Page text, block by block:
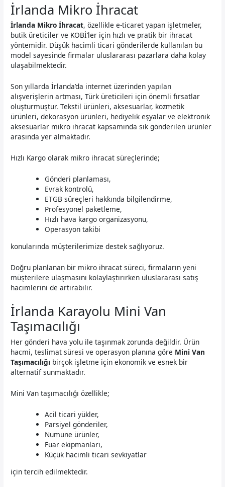
İrlanda Mikro İhracat
İrlanda Mikro İhracat, özellikle e-ticaret yapan işletmeler,
butik üreticiler ve KOBİ’ler için hızlı ve pratik bir ihracat
yöntemidir. Düşük hacimli ticari gönderilerde kullanılan bu
model sayesinde firmalar uluslararası pazarlara daha kolay
ulaşabilmektedir.
Son yıllarda İrlanda’da internet üzerinden yapılan
alışverişlerin artması, Türk üreticileri için önemli fırsatlar
oluşturmuştur. Tekstil ürünleri, aksesuarlar, kozmetik
ürünleri, dekorasyon ürünleri, hediyelik eşyalar ve elektronik
aksesuarlar mikro ihracat kapsamında sık gönderilen ürünler
arasında yer almaktadır.
Hızlı Kargo olarak mikro ihracat süreçlerinde;
Gönderi planlaması,
Evrak kontrolü,
ETGB süreçleri hakkında bilgilendirme,
Profesyonel paketleme,
Hızlı hava kargo organizasyonu,
Operasyon takibi
konularında müşterilerimize destek sağlıyoruz.
Doğru planlanan bir mikro ihracat süreci, firmaların yeni
müşterilere ulaşmasını kolaylaştırırken uluslararası satış
hacimlerini de artırabilir.
İrlanda Karayolu Mini Van
Taşımacılığı
Her gönderi hava yolu ile taşınmak zorunda değildir. Ürün
hacmi, teslimat süresi ve operasyon planına göre Mini Van
Taşımacılığı birçok işletme için ekonomik ve esnek bir
alternatif sunmaktadır.
Mini Van taşımacılığı özellikle;
Acil ticari yükler,
Parsiyel gönderiler,
Numune ürünler,
Fuar ekipmanları,
Küçük hacimli ticari sevkiyatlar
için tercih edilmektedir.